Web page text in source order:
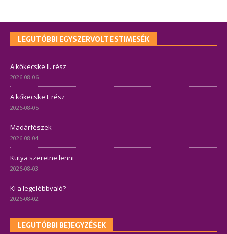
LEGUTÓBBI EGYSZERVOLT ESTIMESÉK
A kőkecske II. rész
2026-08-06
A kőkecske I. rész
2026-08-05
Madárfészek
2026-08-04
Kutya szeretne lenni
2026-08-03
Ki a legelébbvaló?
2026-08-02
LEGUTÓBBI BEJEGYZÉSEK